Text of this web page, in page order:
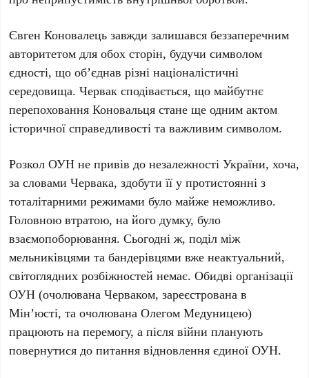
Євген Коновалець завжди залишався беззаперечним
авторитетом для обох сторін, будучи символом
єдності, що об’єднав різні націоналістичні
середовища.Червак сподівається, що майбутнє
перепохованняКоновальця стане ще одним актом
історичної справедливості та важливим символом.
Розкол ОУН не привів до незалежності України, хоча,
за словамиЧервака, здобути її у протистоянні з
тоталітарними режимами було майже неможливо.
Головною втратою, на його думку, було
взаємопоборювання. Сьогодні ж, поділ між
мельниківцями та бандерівцями вже неактуальний,
світоглядних розбіжностей немає. Обидві організації
ОУН (очолюванаЧерваком, зареєстрована в
Мін’юсті, та очолюванаОлегом Медуницею)
працюють на перемогу, а після війни планують
повернутися до питання відновлення єдиної ОУН.